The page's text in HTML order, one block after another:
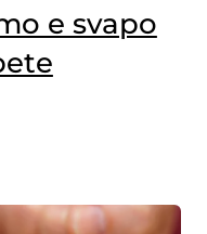
e svapo